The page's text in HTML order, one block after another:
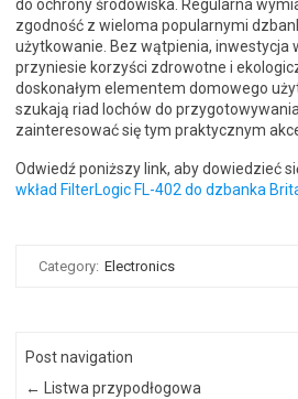
do ochrony środowiska. Regularna
zgodność z wieloma popularnymi
użytkowanie. Bez wątpienia, inwestycja
przyniesie korzyści zdrowotne i
doskonałym elementem domowego
szukają riad lochów do
zainteresować się tym praktycznym
Odwiedź poniższy link, aby dowiedzieć
wkład FilterLogic FL-402 do dzbanka
Category: Electronics
Post navigation
←
Listwa przypodłogowa